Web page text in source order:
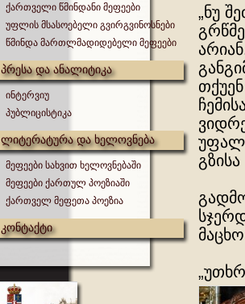
ქართველი წმინდანი მეფეები
უფლის მსასოებელი გვირგვინოსნები
წმინდა მართლმადიდებელი მეფეები
პრესა და ანალიტიკა
ინტერვიუ
პუბლიცისტიკა
ლიტერატურა და ხელოვნება
მეფეები სახვით ხელოვნებაში
მეფეები ქართულ პოეზიაში
ქართველ მეფეთა პოეზია
კონტაქტი
„ნუ